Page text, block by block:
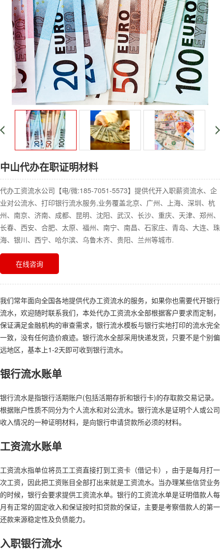
中山代办在职证明材料
代办工资流水公司【电/微:185-7051-5573】提供代开入职薪资流水、企
业对公流水、打印银行流水服务,业务覆盖北京、广州、上海、深圳、杭
州、南京、济南、成都、昆明、沈阳、武汉、长沙、重庆、天津、郑州、
长春、西安、合肥、太原、福州、南宁、南昌、石家庄、青岛、大连、珠
海、银川、西宁、哈尔滨、乌鲁木齐、贵阳、兰州等城市.
在线咨询
我们常年面向全国各地提供代办工资流水的服务，如果你也需要代开银行
流水，欢迎随时联系我们，本处代办工资流水全部根据客户要求而定制，
保证满足金融机构的审查需求，银行流水模板与银行实地打印的流水完全
一致，没有任何造价痕迹。银行流水全部采用快递发货，只要不是个别偏
远地区，基本上1-2天即可收到银行流水。
银行流水账单
银行流水是指银行活期账户(包括活期存折和银行卡)的存取款交易记录。
根据账户性质不同分为个人流水和对公流水。银行流水是证明个人或公司
收入情况的一种证明材料，是向银行申请贷款所必须的材料。
工资流水账单
工资流水指单位将员工工资直接打到工资卡（借记卡），由于是每月打一
次工资，因此把工资账目全部打出来就是工资流水。当办理某些信贷业务
的时候，银行会要求提供工资流水单。银行的工资流水单是证明借款人每
月有正常的固定收入和保证按时扣贷款的保证，主要是考察借款人的第一
还款来源稳定性及负债能力。
入职银行流水